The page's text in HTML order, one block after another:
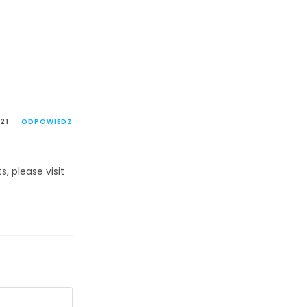
ODPOWIEDZ
please visit